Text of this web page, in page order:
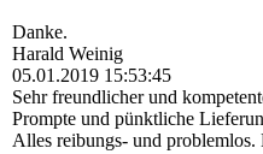
Danke.
Harald Weinig
05.01.2019 15:53:45
Sehr freundlicher und
Prompte und pünktliche
Alles reibungs- und problemlos.